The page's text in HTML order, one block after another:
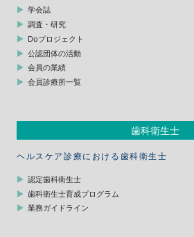
学会誌
調査・研究
Doプロジェクト
公認団体の活動
会員の業績
会員診療所一覧
歯科衛生士
ヘルスケア診療における歯科衛生士
認定歯科衛生士
歯科衛生士育成プログラム
業務ガイドライン